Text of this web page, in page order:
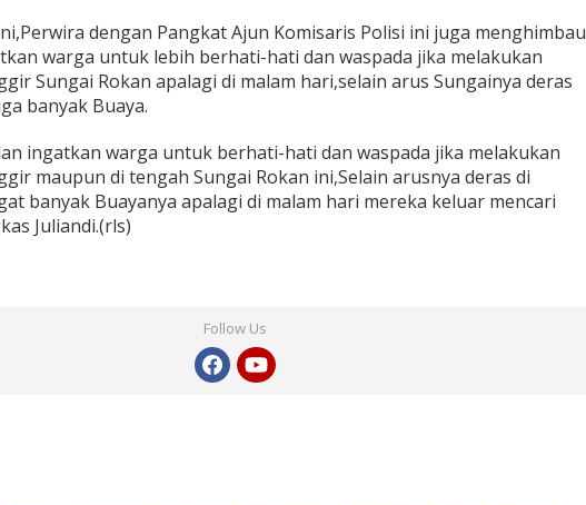
dengan Pangkat Ajun Komisaris Polisi ini juga menghimbau
warga untuk lebih berhati-hati dan waspada jika melakukan
Sungai Rokan apalagi di malam hari,selain arus Sungainya deras
banyak Buaya.
ingatkan warga untuk berhati-hati dan waspada jika melakukan
maupun di tengah Sungai Rokan ini,Selain arusnya deras di
banyak Buayanya apalagi di malam hari mereka keluar mencari
Juliandi.(rls)
Follow Us